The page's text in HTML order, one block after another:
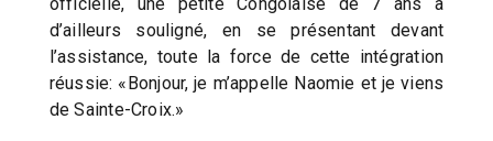
officielle, une petite Congolaise de 7 ans a
d’ailleurs souligné, en se présentant devant
l’assistance, toute la force de cette intégration
réussie: «Bonjour, je m’appelle Naomie et je viens
de Sainte-Croix.»